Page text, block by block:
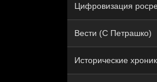
Цифровизация
Вести (С Петрашко)
Исторические